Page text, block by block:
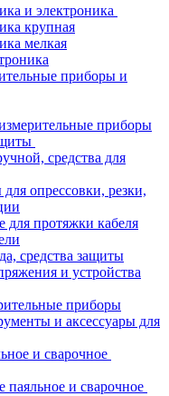
и электроника
крупная
мелкая
приборы и
приборы
средства для
опрессовки, резки,
для протяжки кабеля
средства защиты
и устройства
приборы
и аксессуары для
и сварочное
паяльное и сварочное